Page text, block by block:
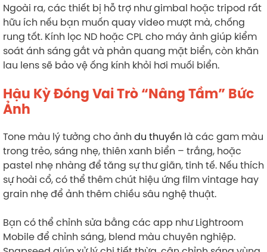
Ngoài ra, các thiết bị hỗ trợ như gimbal hoặc tripod rất
hữu ích nếu bạn muốn quay video mượt mà, chống
rung tốt. Kính lọc ND hoặc CPL cho máy ảnh giúp kiểm
soát ánh sáng gắt và phản quang mặt biển, còn khăn
lau lens sẽ bảo vệ ống kính khỏi hơi muối biển.
Hậu Kỳ Đóng Vai Trò “Nâng Tầm” Bức
Ảnh
Tone màu lý tưởng cho ảnh du thuyền là các gam màu
trong trẻo, sáng nhẹ, thiên xanh biển – trắng, hoặc
pastel nhẹ nhàng để tăng sự thư giãn, tinh tế. Nếu thích
sự hoài cổ, có thể thêm chút hiệu ứng film vintage hay
grain nhẹ để ảnh thêm chiều sâu nghệ thuật.
Bạn có thể chỉnh sửa bằng các app như Lightroom
Mobile để chỉnh sáng, blend màu chuyên nghiệp.